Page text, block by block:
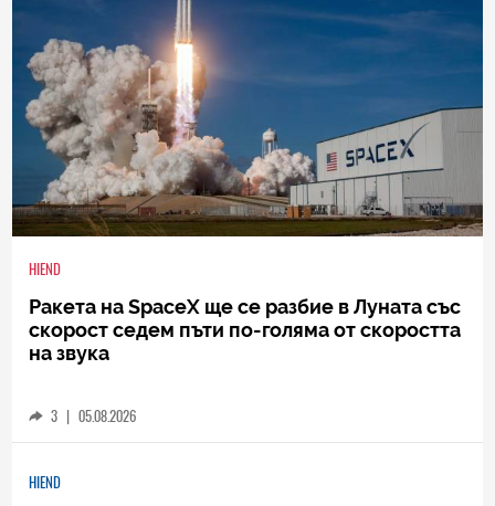
HIEND
Ракета на SpaceX ще се разбие в Луната със
скорост седем пъти по-голяма от скоростта
на звука
3 | 05.08.2026
HIEND